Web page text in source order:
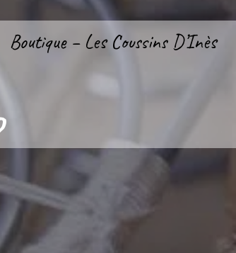
Boutique – Les Coussins D’Inès